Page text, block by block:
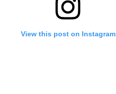
View this post on Instagram